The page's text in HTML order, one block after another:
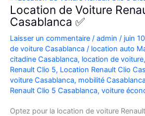
|
Location
Voiture
Casablanca
Location de Voiture
Casablanca ✅
Laisser un commentaire / admin / juin
de voiture Casablanca / location auto
citadine Casablanca, location de voiture,
Renault Clio 5, Location Renault Clio
voiture Casablanca, mobilité Casablanca
Renault Clio 5 Casablanca, voiture
Optez pour la location de voiture